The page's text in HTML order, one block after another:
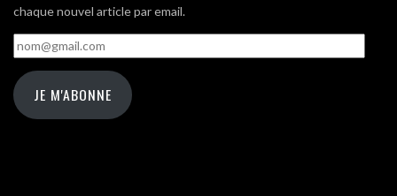
chaque nouvel article par email.
nom@gmail.com
JE M'ABONNE